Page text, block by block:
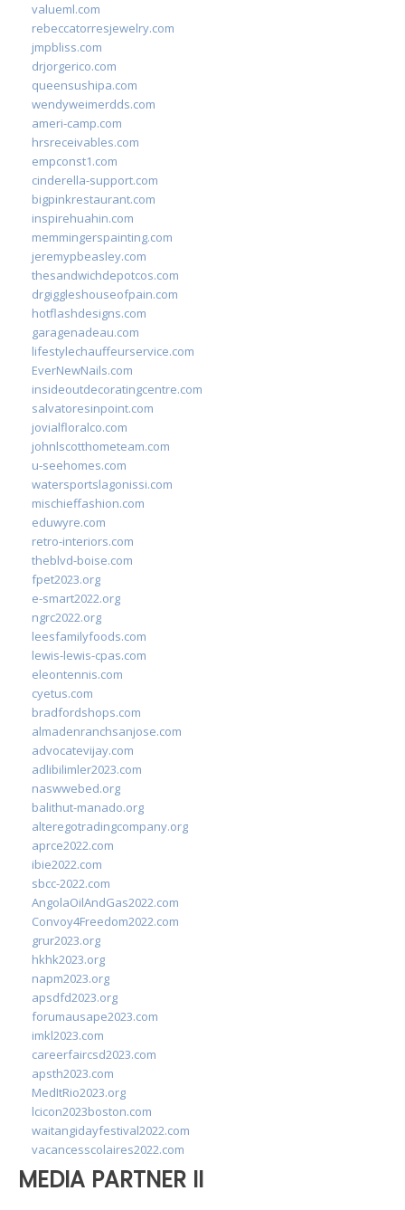
valueml.com
rebeccatorresjewelry.com
jmpbliss.com
drjorgerico.com
queensushipa.com
wendyweimerdds.com
ameri-camp.com
hrsreceivables.com
empconst1.com
cinderella-support.com
bigpinkrestaurant.com
inspirehuahin.com
memmingerspainting.com
jeremypbeasley.com
thesandwichdepotcos.com
drgiggleshouseofpain.com
hotflashdesigns.com
garagenadeau.com
lifestylechauffeurservice.com
EverNewNails.com
insideoutdecoratingcentre.com
salvatoresinpoint.com
jovialfloralco.com
johnlscotthometeam.com
u-seehomes.com
watersportslagonissi.com
mischieffashion.com
eduwyre.com
retro-interiors.com
theblvd-boise.com
fpet2023.org
e-smart2022.org
ngrc2022.org
leesfamilyfoods.com
lewis-lewis-cpas.com
eleontennis.com
cyetus.com
bradfordshops.com
almadenranchsanjose.com
advocatevijay.com
adlibilimler2023.com
naswwebed.org
balithut-manado.org
alteregotradingcompany.org
aprce2022.com
ibie2022.com
sbcc-2022.com
AngolaOilAndGas2022.com
Convoy4Freedom2022.com
grur2023.org
hkhk2023.org
napm2023.org
apsdfd2023.org
forumausape2023.com
imkl2023.com
careerfaircsd2023.com
apsth2023.com
MedItRio2023.org
lcicon2023boston.com
waitangidayfestival2022.com
vacancesscolaires2022.com
MEDIA PARTNER II